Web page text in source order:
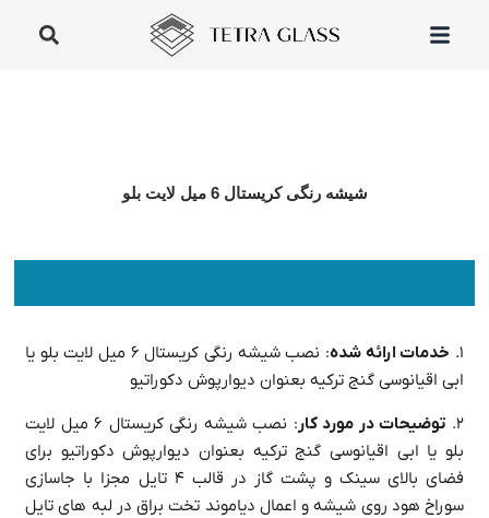
شیشه رنگی کریستال 6 میل لایت بلو
۱. خدمات ارائه شده
: نصب شیشه رنگی کریستال ۶ میل لایت بلو یا
ابی اقیانوسی گنج ترکیه بعنوان دیوارپوش دکوراتیو
۲. توضیحات در مورد کار
: نصب شیشه رنگی کریستال ۶ میل لایت
بلو یا ابی اقیانوسی گنج ترکیه بعنوان دیوارپوش دکوراتیو برای
فضای بالای سینک و پشت گاز در قالب ۴ تایل مجزا با جاسازی
سوراخ هود روی شیشه و اعمال دیاموند تخت براق در لبه های تایل